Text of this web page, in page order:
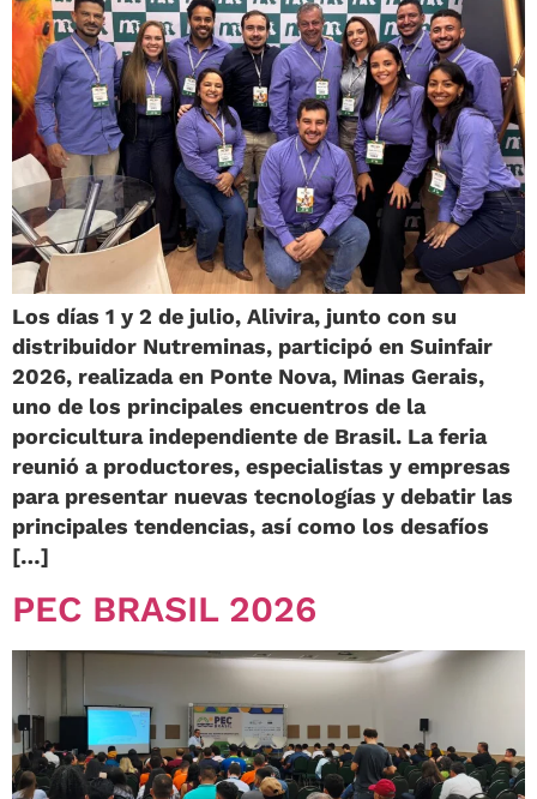
Los días 1 y 2 de julio, Alivira, junto con su
distribuidor Nutreminas, participó en Suinfair
2026, realizada en Ponte Nova, Minas Gerais,
uno de los principales encuentros de la
porcicultura independiente de Brasil. La feria
reunió a productores, especialistas y empresas
para presentar nuevas tecnologías y debatir las
principales tendencias, así como los desafíos
[…]
PEC BRASIL 2026